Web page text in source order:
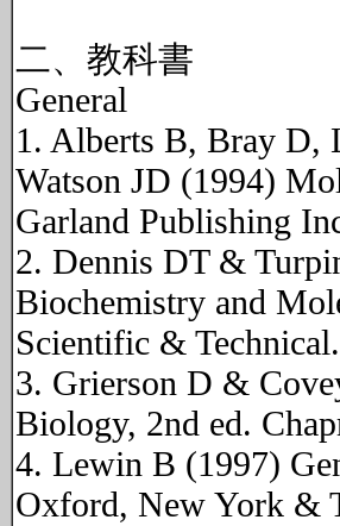
二、教科書
General
1. Alberts B, Bray D,
Watson JD (1994)
Garland Publishing
2. Dennis DT &
Biochemistry and
Scientific &
3. Grierson D &
Biology, 2nd ed.
4. Lewin B (1997)
Oxford, New York &